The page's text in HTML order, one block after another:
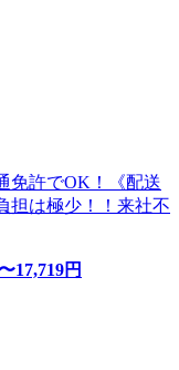
免許でOK！《配送
担は極少！！来社不
17,719円